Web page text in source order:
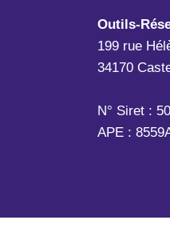
1er
"14/04/
"22/04/
"22/04/
"22/04/
"22/04/
"22/04/
"21/05/
Nous
Outils-
199 rue
34170
N° Siret :
APE :